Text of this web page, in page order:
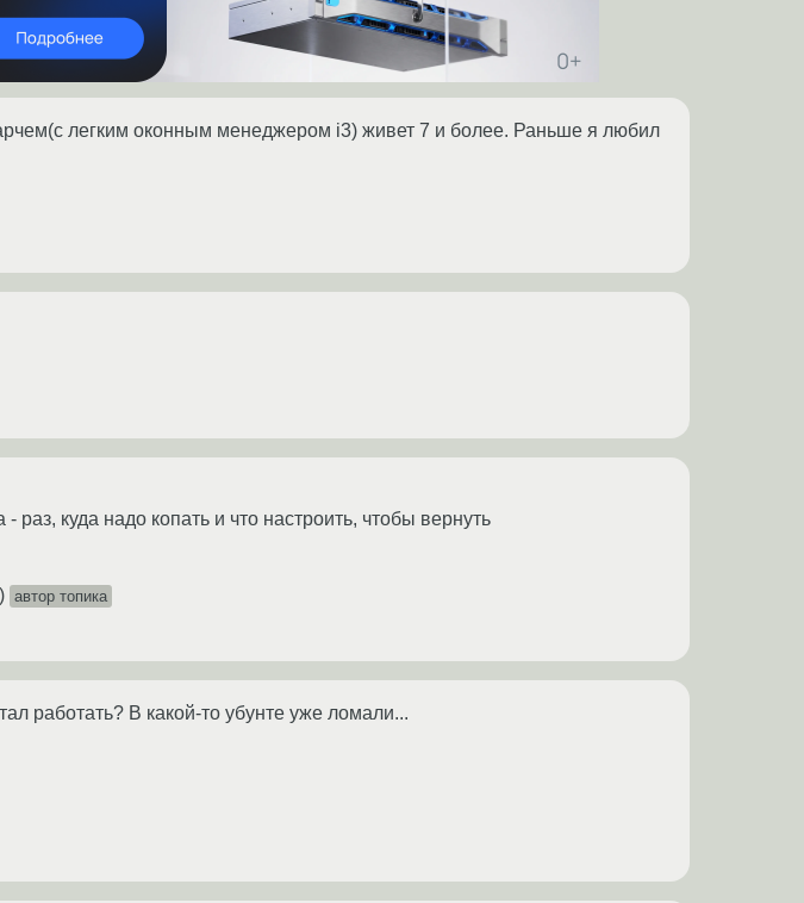
легким оконным менеджером i3) живет 7 и более. Раньше я любил
куда надо копать и что настроить, чтобы вернуть
) автор топика
работать? В какой-то убунте уже ломали...